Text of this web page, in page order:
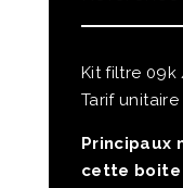
Kit filtre 09k
Tarif unitaire
Principaux
cette boite